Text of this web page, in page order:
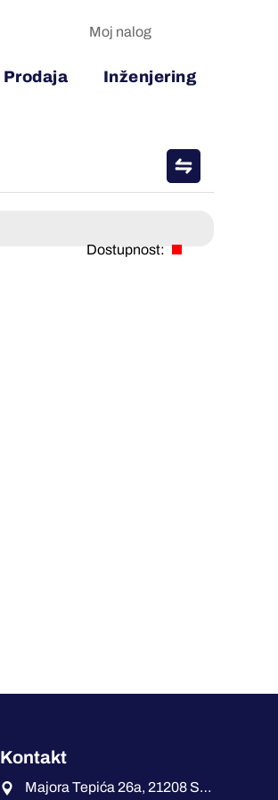
Prodaja Inženjering
Moj nalog
Dostupnost:
Kontakt
Majora Tepića 26a, 21208 Sremska Kamenica